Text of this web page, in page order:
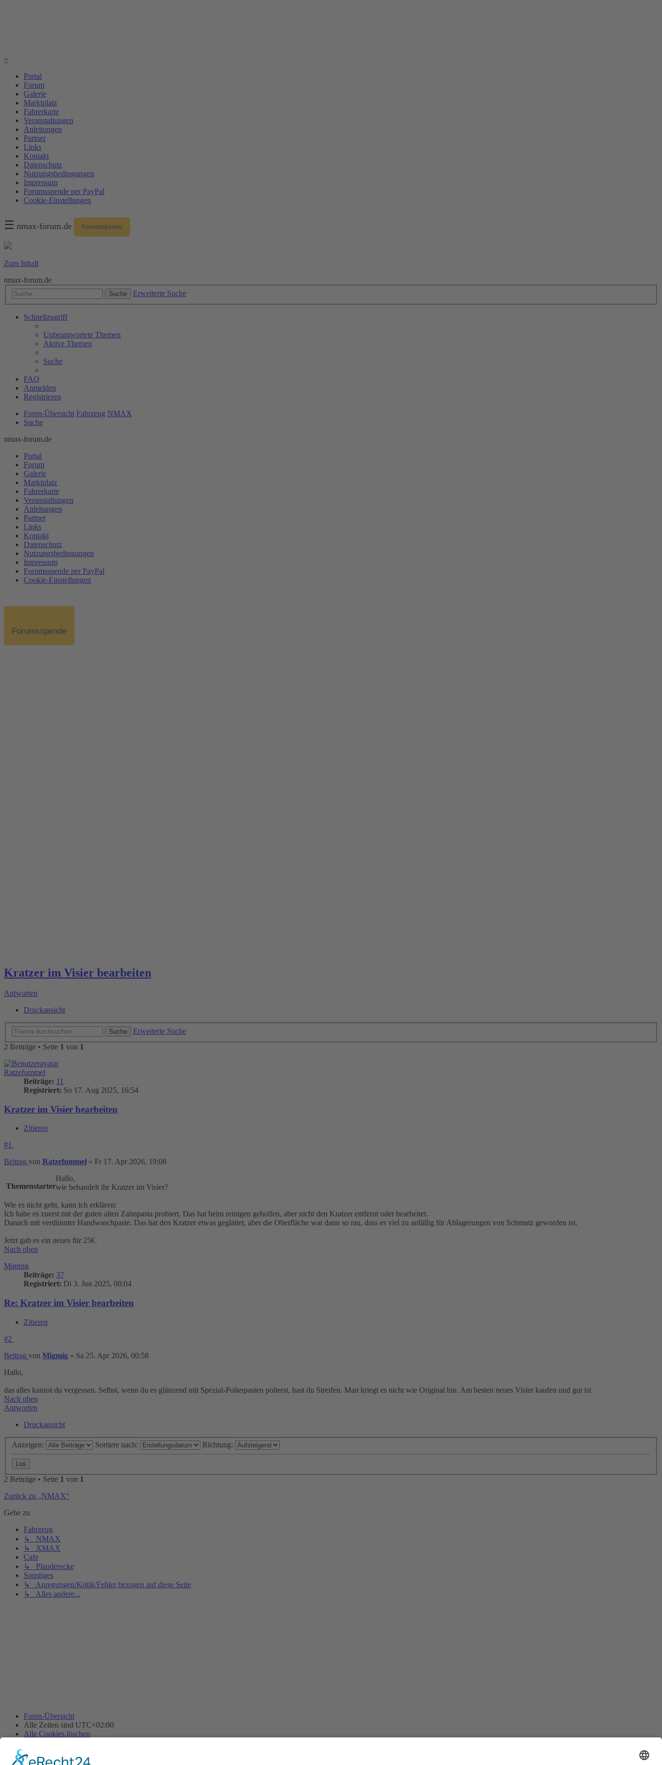
×
Portal
Forum
Galerie
Marktplatz
Fahrerkarte
Veranstaltungen
Anleitungen
Partner
Links
Kontakt
Datenschutz
Nutzungsbedingungen
Impressum
Forumsspende per PayPal
Cookie-Einstellungen
☰ nmax-forum.de Forumsspende
Zum Inhalt
nmax-forum.de
Suche Erweiterte Suche
Schnellzugriff
Unbeantwortete Themen
Aktive Themen
Suche
FAQ
Anmelden
Registrieren
Foren-Übersicht Fahrzeug NMAX
Suche
nmax-forum.de
Portal
Forum
Galerie
Marktplatz
Fahrerkarte
Veranstaltungen
Anleitungen
Partner
Links
Kontakt
Datenschutz
Nutzungsbedingungen
Impressum
Forumsspende per PayPal
Cookie-Einstellungen
Forumsspende
Kratzer im Visier bearbeiten
Antworten
Druckansicht
Suche
Erweiterte Suche
2 Beiträge • Seite 1 von 1
Ratzefummel
Beiträge: 11
Registriert: So 17. Aug 2025, 16:54
Kratzer im Visier bearbeiten
Zitieren
#1
Beitrag von Ratzefummel » Fr 17. Apr 2026, 19:08
Themenstarter
Hallo,
wie behandelt ihr Kratzer im Visier?
Wie es nicht geht, kann ich erklären:
Ich habe es zuerst mit der guten alten Zahnpasta probiert. Das hat beim reinigen geholfen, aber nicht den Kratzer entfernt oder bearbeitet.
Danach mit verdünnter Handwaschpaste. Das hat den Kratzer etwas geglättet, aber die Oberfläche war dann so rau, dass es viel zu anfällig für Ablagerungen von Schmutz geworden ist.
Jetzt gab es ein neues für 25€.
Nach oben
Migmig
Beiträge: 37
Registriert: Di 3. Jun 2025, 00:04
Re: Kratzer im Visier bearbeiten
Zitieren
#2
Beitrag von Migmig » Sa 25. Apr 2026, 00:58
Hallo,
das alles kannst du vergessen. Selbst, wenn du es glänzend mit Spezial-Polierpasten polierst, hast du Streifen. Man kriegt es nicht wie Original hin. Am besten neues Visier kaufen und gut ist.
Nach oben
Antworten
Druckansicht
Anzeigen: Sortiere nach: Richtung:
2 Beiträge • Seite 1 von 1
Zurück zu „NMAX“
Gehe zu
Fahrzeug
↳ NMAX
↳ XMAX
Cafe
↳ Plauderecke
Sonstiges
↳ Anregungen/Kritik/Fehler bezogen auf diese Seite
↳ Alles andere...
Foren-Übersicht
Alle Zeiten sind UTC+02:00
Alle Cookies löschen
Powered by